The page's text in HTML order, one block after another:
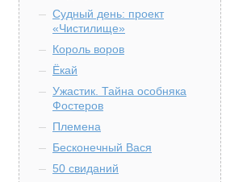
Судный день: проект
«Чистилище»
Король воров
Ёкай
Ужастик. Тайна особняка
Фостеров
Племена
Бесконечный Вася
50 свиданий